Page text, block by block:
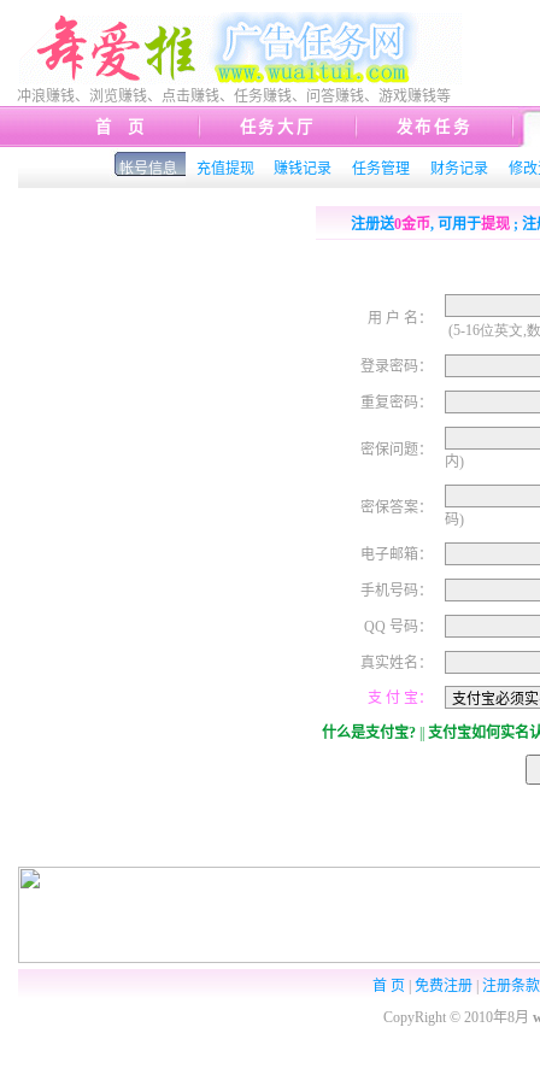
冲浪赚钱、浏览赚钱、点击赚钱、任务赚钱、问答赚钱、游戏赚钱等
首 页 任务大厅 发布任务
帐号信息 充值提现 赚钱记录 任务管理 财务记录 修
注册送0金币, 可用于提现 ; 注
用 户 名：
登录密码：
重复密码：
密保问题：
内)
密保答案：
码)
电子邮箱：
手机号码：
QQ 号码：
真实姓名：
支 付 宝：
什么是支付宝?|| 支付宝如何实名
首 页 免费注册| 注册条款
CopyRight © 2010年8月